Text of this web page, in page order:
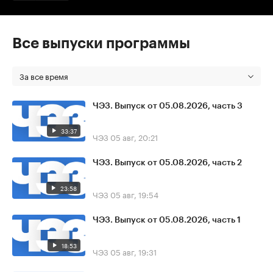
Все выпуски программы
За все время
33:37
ЧЭЗ. Выпуск от 05.08.2026, часть 3
ЧЭЗ 05 авг, 20:21
23:58
ЧЭЗ. Выпуск от 05.08.2026, часть 2
ЧЭЗ 05 авг, 19:54
18:53
ЧЭЗ. Выпуск от 05.08.2026, часть 1
ЧЭЗ 05 авг, 19:31